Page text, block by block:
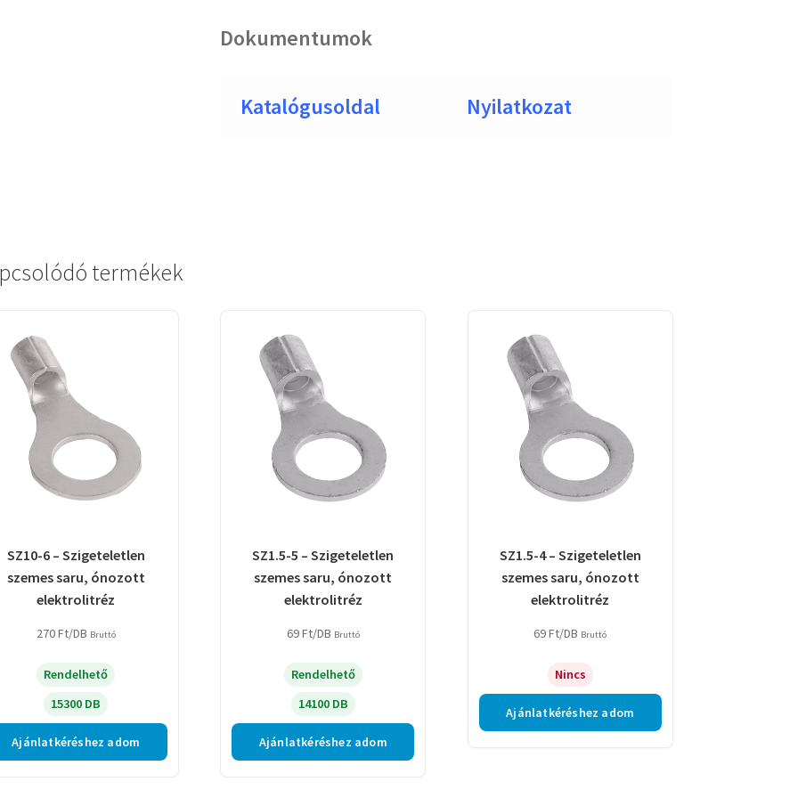
Dokumentumok
Katalógusoldal Nyilatkozat
termékek
SZ10-6 – Szigeteletlen
szemes saru, ónozott
elektrolitréz
270Ft/DB Bruttó
Rendelhető
15300 DB
Ajánlatkéréshez adom
SZ1.5-5 – Szigeteletlen
szemes saru, ónozott
elektrolitréz
69Ft/DB Bruttó
Rendelhető
14100 DB
Ajánlatkéréshez adom
SZ1.5-4 – Szigeteletlen
szemes saru, ónozott
elektrolitréz
69Ft/DB Bruttó
Nincs
Ajánlatkéréshez adom